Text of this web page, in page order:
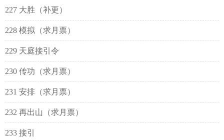
227 大胜（补更）
228 模拟（求月票）
229 天庭接引令
230 传功（求月票）
231 安排（求月票）
232 再出山（求月票）
233 接引